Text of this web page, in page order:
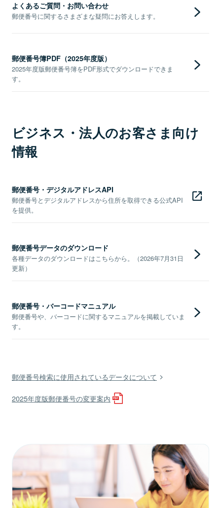
よくあるご質問・お問い合わせ
郵便番号に関するさまざまな疑問にお答えします。
郵便番号簿PDF（2025年度版）
2025年度版郵便番号簿をPDF形式でダウンロードできま
す。
ビジネス・法人のお客さま向け
情報
郵便番号・デジタルアドレスAPI
郵便番号とデジタルアドレスから住所を取得できる公式API
を提供。
郵便番号データのダウンロード
各種データのダウンロードはこちらから。（2026年7月31日
更新）
郵便番号・バーコードマニュアル
郵便番号や、バーコードに関するマニュアルを掲載していま
す。
郵便番号検索に使用されているデータについて
2025年度版郵便番号の変更案内